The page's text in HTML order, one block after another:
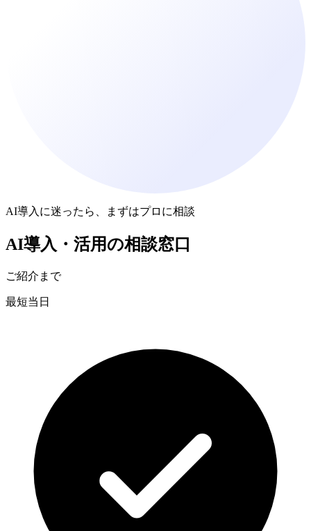
AI導入に迷ったら、まずはプロに相談
AI導入・活用の相談窓口
ご紹介まで
最短当日